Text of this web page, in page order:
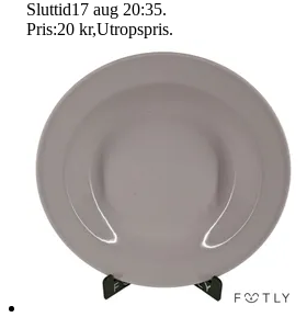
Sluttid17 aug 20:35.
Pris:20 kr,Utropspris.